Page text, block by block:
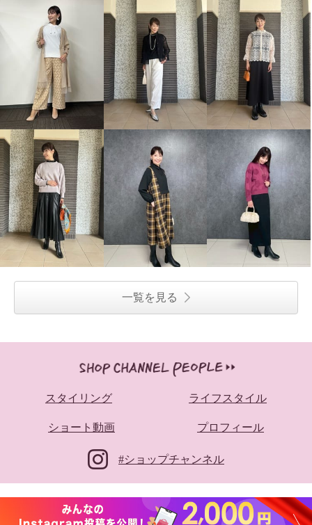
一覧を見る
スタイリング ライフスタイル
ショート動画 プロフィール
#ショップチャンネル